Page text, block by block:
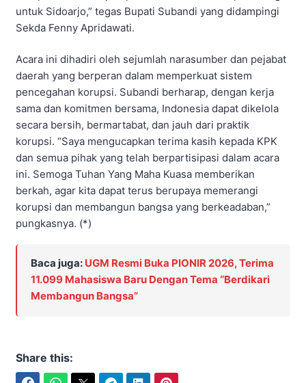
untuk Sidoarjo,” tegas Bupati Subandi yang didampingi
Sekda Fenny Apridawati.
Acara ini dihadiri oleh sejumlah narasumber dan pejabat
daerah yang berperan dalam memperkuat sistem
pencegahan korupsi. Subandi berharap, dengan kerja
sama dan komitmen bersama, Indonesia dapat dikelola
secara bersih, bermartabat, dan jauh dari praktik
korupsi. “Saya mengucapkan terima kasih kepada KPK
dan semua pihak yang telah berpartisipasi dalam acara
ini. Semoga Tuhan Yang Maha Kuasa memberikan
berkah, agar kita dapat terus berupaya memerangi
korupsi dan membangun bangsa yang berkeadaban,”
pungkasnya. (*)
Baca juga: UGM Resmi Buka PIONIR 2026, Terima
11.099 Mahasiswa Baru Dengan Tema “Berdikari
Membangun Bangsa”
Share this: